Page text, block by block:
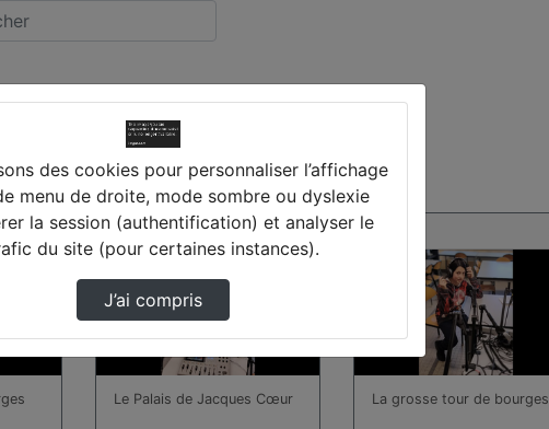
trouvées
00:00:28
Le Palais de Jacques Cœur
00:01:06
La grosse tour de bourges
des cookies pour personnaliser l’affichage
menu de droite, mode sombre ou dyslexie
la session (authentification) et analyser le
du site (pour certaines instances).
J’ai compris